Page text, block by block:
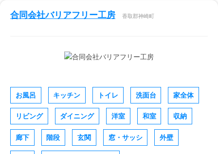
合同会社バリアフリー工房 香取郡神崎町
お風呂 キッチン トイレ 洗面台 家全体
リビング ダイニング 洋室 和室 収納
廊下 階段 玄関 窓・サッシ 外壁